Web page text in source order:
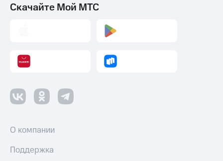
Скачайте Мой МТС
О компании
Поддержка